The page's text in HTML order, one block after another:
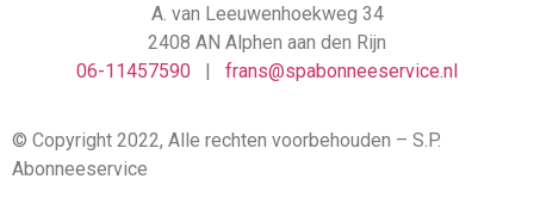
A. van Leeuwenhoekweg 34
2408 AN Alphen aan den Rijn
06-11457590 | frans@spabonneeservice.nl
© Copyright 2022, Alle rechten voorbehouden – S.P.
Abonneeservice